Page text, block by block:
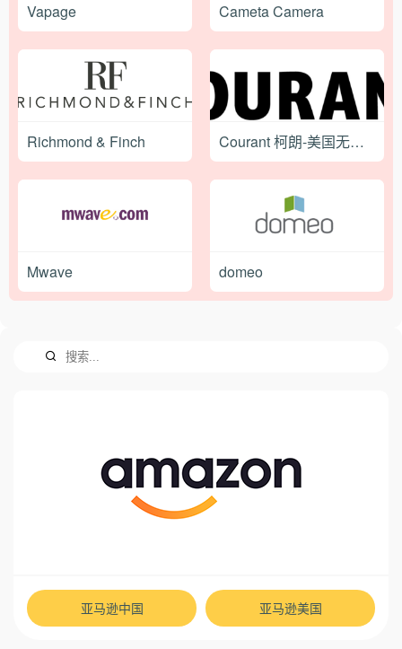
Vapage Cameta Camera
Richmond & Finch Courant 柯朗-美国无线充电设备品牌网站
Mwave domeo
亚马逊中国 亚马逊美国